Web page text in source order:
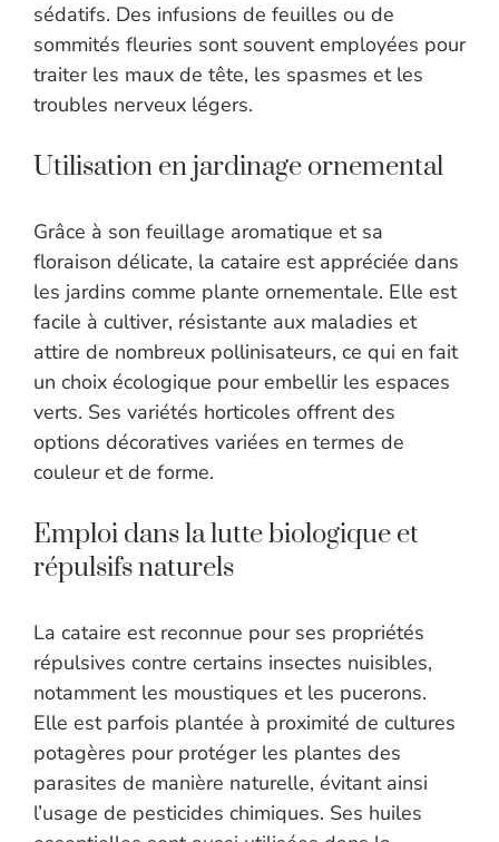
sédatifs. Des infusions de feuilles ou de
sommités fleuries sont souvent employées pour
traiter les maux de tête, les spasmes et les
troubles nerveux légers.
Utilisation en jardinage ornemental
Grâce à son feuillage aromatique et sa
floraison délicate, la cataire est appréciée dans
les jardins comme plante ornementale. Elle est
facile à cultiver, résistante aux maladies et
attire de nombreux pollinisateurs, ce qui en fait
un choix écologique pour embellir les espaces
verts. Ses variétés horticoles offrent des
options décoratives variées en termes de
couleur et de forme.
Emploi dans la lutte biologique et
répulsifs naturels
La cataire est reconnue pour ses propriétés
répulsives contre certains insectes nuisibles,
notamment les moustiques et les pucerons.
Elle est parfois plantée à proximité de cultures
potagères pour protéger les plantes des
parasites de manière naturelle, évitant ainsi
l’usage de pesticides chimiques. Ses huiles